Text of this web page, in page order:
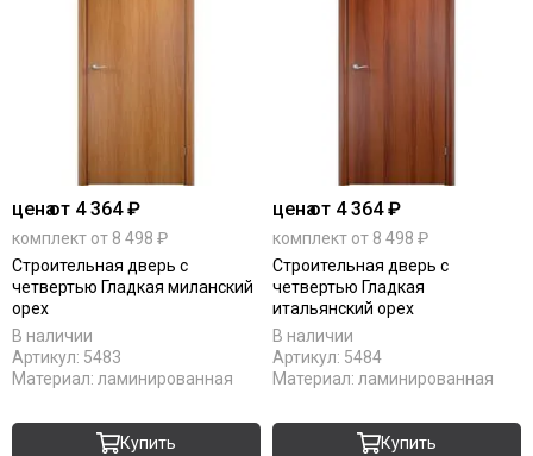
ценаот 4 364 ₽
комплект от 8 498 ₽
Строительная дверь с
четвертью Гладкая миланский
орех
В наличии
Артикул: 5483
Материал: ламинированная
Купить
ценаот 4 364 ₽
комплект от 8 498 ₽
Строительная дверь с
четвертью Гладкая
итальянский орех
В наличии
Артикул: 5484
Материал: ламинированная
Купить